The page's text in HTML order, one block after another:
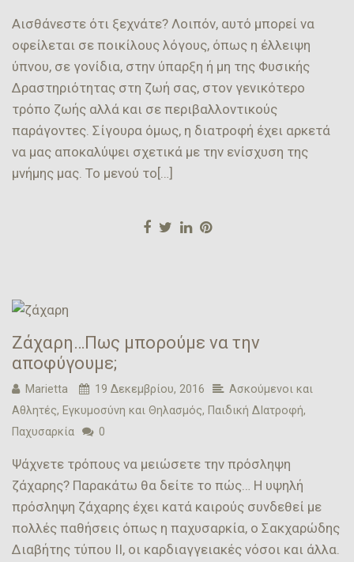
Αισθάνεστε ότι ξεχνάτε? Λοιπόν, αυτό μπορεί να
οφείλεται σε ποικίλους λόγους, όπως η έλλειψη
ύπνου, σε γονίδια, στην ύπαρξη ή μη της Φυσικής
Δραστηριότητας στη ζωή σας, στον γενικότερο
τρόπο ζωής αλλά και σε περιβαλλοντικούς
παράγοντες. Σίγουρα όμως, η διατροφή έχει αρκετά
να μας αποκαλύψει σχετικά με την ενίσχυση της
μνήμης μας. Το μενού το[…]
Ζάχαρη…Πως μπορούμε να την
αποφύγουμε;
Marietta 19 Δεκεμβρίου, 2016
Ασκούμενοι και
Αθλητές, Εγκυμοσύνη και Θηλασμός, Παιδική ΔΙατροφή,
Παχυσαρκία
0
Ψάχνετε τρόπους να μειώσετε την πρόσληψη
ζάχαρης? Παρακάτω θα δείτε το πώς… Η υψηλή
πρόσληψη ζάχαρης έχει κατά καιρούς συνδεθεί με
πολλές παθήσεις όπως η παχυσαρκία, ο Σακχαρώδης
Διαβήτης τύπου ΙΙ, οι καρδιαγγειακές νόσοι και άλλα.